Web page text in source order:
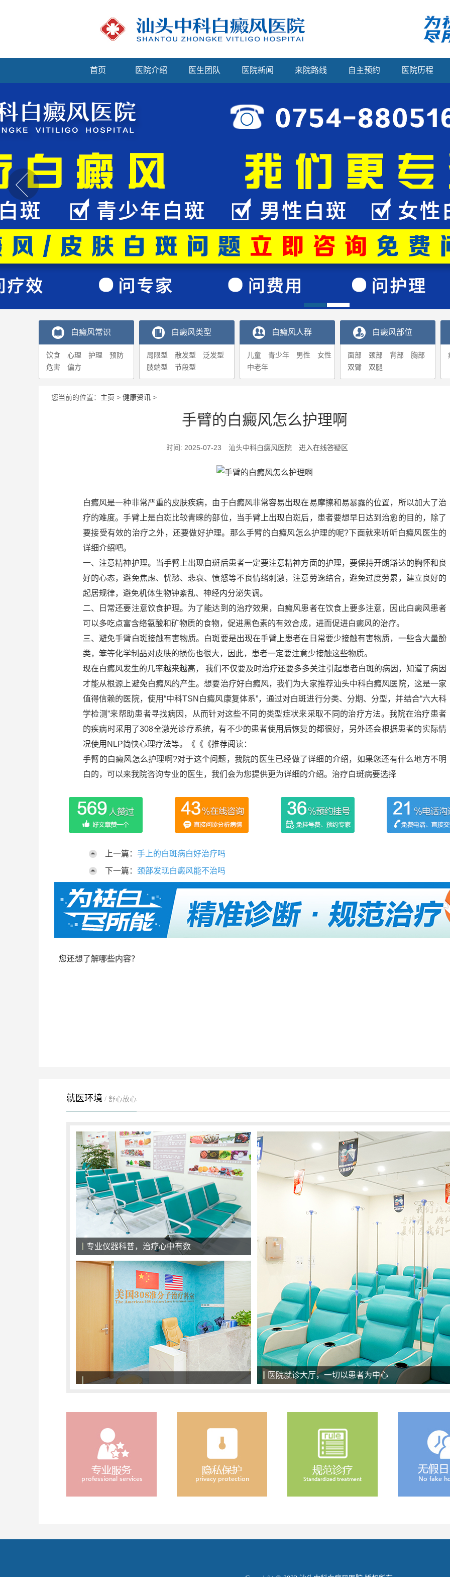
首页 医院介绍 医生团队 医院新闻 来院路线 自主预约 医院历程
白癜风常识
饮食 心理 护理
预防
危害
偏方
白癜风类型
局限型 散发型
泛发型
肢端型
节段型
白癜风人群
儿童 青少年 男性
女性
中老年
白癜风部位
面部 颈部 背部
胸部
双臂
双腿
您当前的位置： 主页 > 健康资讯 >
手臂的白癜风怎么护理啊
时间: 2025-07-23 汕头中科白癜风医院 进入在线答疑区
白癜风是一种非常严重的皮肤疾病，由于白癜风非常容易出现在易摩擦和易暴露的位置，所以加大了治
疗的难度。手臂上是白斑比较青睐的部位，当手臂上出现白斑后，患者要想早日达到治愈的目的，除了
要接受有效的治疗之外，还要做好护理。那么手臂的白癜风怎么护理的呢?下面就来听听白癜风医生的
详细介绍吧。
一、注意精神护理。当手臂上出现白斑后患者一定要注意精神方面的护理，要保持开朗豁达的胸怀和良
好的心态，避免焦虑、忧愁、悲哀、愤怒等不良情绪刺激，注意劳逸结合，避免过度劳累，建立良好的
起居规律，避免机体生物钟紊乱、神经内分泌失调。
二、日常还要注意饮食护理。为了能达到的治疗效果，白癜风患者在饮食上要多注意，因此白癜风患者
可以多吃点富含络氨酸和矿物质的食物，促进黑色素的有效合成，进而促进白癜风的治疗。
三、避免手臂白斑接触有害物质。白斑要是出现在手臂上患者在日常要少接触有害物质，一些含大量酚
类，笨等化学制品对皮肤的损伤也很大，因此，患者一定要注意少接触这些物质。
现在白癜风发生的几率越来越高， 我们不仅要及时治疗还要多多关注引起患者白斑的病因，知道了病因
才能从根源上避免白癜风的产生。想要治疗好白癜风，我们为大家推荐汕头中科白癜风医院，这是一家
值得信赖的医院，使用“中科TSN白癜风康复体系”，通过对白斑进行分类、分期、分型，并结合“六大科
学检测”来帮助患者寻找病因，从而针对这些不同的类型症状来采取不同的治疗方法。我院在治疗患者
的疾病时采用了308全激光诊疗系统，有不少的患者使用后恢复的都很好，另外还会根据患者的实际情
况使用NLP简快心理疗法等。《《《推荐阅读：
手臂的白癜风怎么护理啊?对于这个问题，我院的医生已经做了详细的介绍，如果您还有什么地方不明
白的，可以来我院咨询专业的医生，我们会为您提供更为详细的介绍。治疗白斑病要选择
上一篇： 手上的白斑病白好治疗吗
下一篇： 颈部发现白癜风能不治吗
您还想了解哪些内容？
就医环境 / 舒心放心
医院候诊大厅，一切以患者为中心
308准分子激光治疗系统 美国最新一代308准分子激光治疗系统